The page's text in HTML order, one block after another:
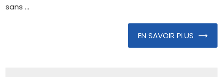
sans ...
EN SAVOIR PLUS